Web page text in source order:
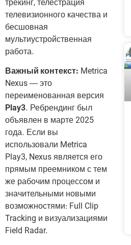
трекинг, телестрация
телевизионного качества и
бесшовная
мультиустройственная
работа.
Важный контекст: Metrica
Nexus — это
переименованная версия
Play3. Ребрендинг был
объявлен в марте 2025
года. Если вы
использовали Metrica
Play3, Nexus является его
прямым преемником с тем
же рабочим процессом и
значительными новыми
возможностями: Full Clip
Tracking и визуализациями
Field Radar.